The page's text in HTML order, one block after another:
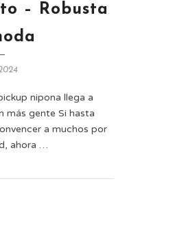
– Robusta
nipona llega a
más gente Si hasta
a muchos por
ahora …